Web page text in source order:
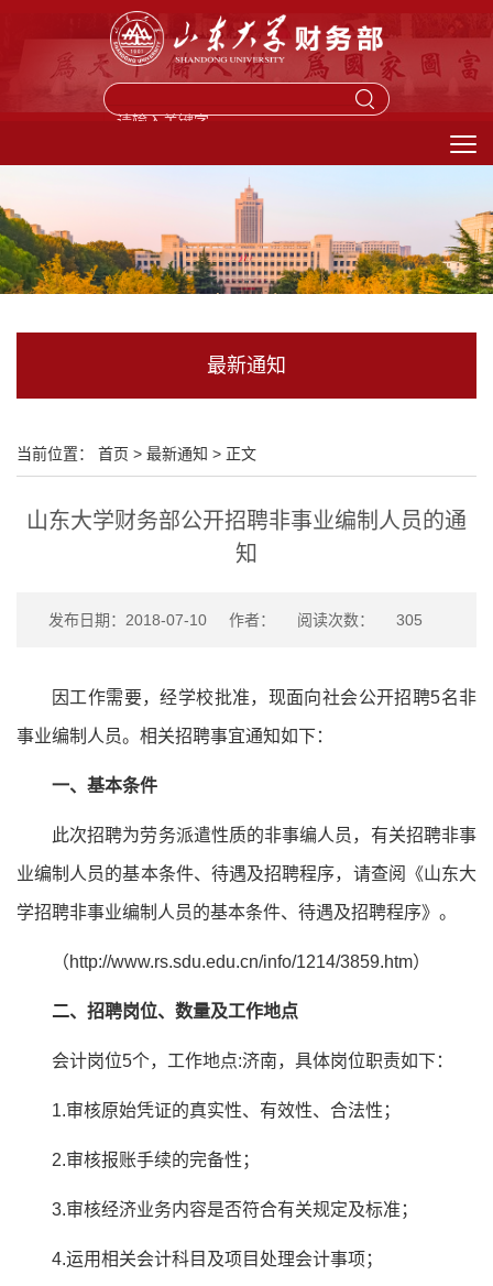
最新通知
当前位置： 首页 > 最新通知 > 正文
山东大学财务部公开招聘非事业编制人员的通
知
发布日期：2018-07-10 作者： 阅读次数： 305
因工作需要，经学校批准，现面向社会公开招聘5名非
事业编制人员。相关招聘事宜通知如下：
一、基本条件
此次招聘为劳务派遣性质的非事编人员，有关招聘非事
业编制人员的基本条件、待遇及招聘程序，请查阅《山东大
学招聘非事业编制人员的基本条件、待遇及招聘程序》。
（http://www.rs.sdu.edu.cn/info/1214/3859.htm）
二、招聘岗位、数量及工作地点
会计岗位5个，工作地点:济南，具体岗位职责如下：
1.审核原始凭证的真实性、有效性、合法性；
2.审核报账手续的完备性；
3.审核经济业务内容是否符合有关规定及标准；
4.运用相关会计科目及项目处理会计事项；